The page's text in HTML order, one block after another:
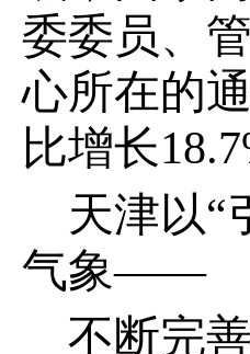
委委员、
心所在的
比增长
天津以“
气象——
不断完